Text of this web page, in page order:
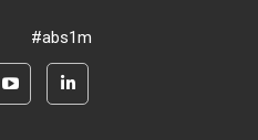
#abs1m